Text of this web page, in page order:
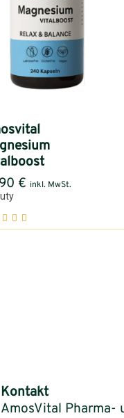
€ inkl. MwSt.
Kontakt
AmosVital Pharma-